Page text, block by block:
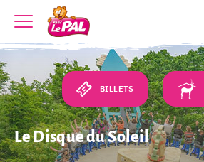
BILLETS
Le Disque du Soleil